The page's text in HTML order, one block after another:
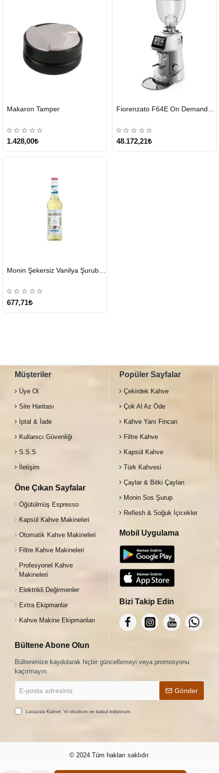
GÖNDERİ
Makaron Tamper
1.428,00₺
GÖNDERİ
48.172,21₺
GÖNDERİ
677,71₺
Müşteriler
Üye Ol
Site Haritası
İptal & İade
Kullanıcı Güvenliği
S.S.S
İletişim
Öne Çıkan Sayfalar
Öğütülmüş Espresso
Kapsül Kahve Makineleri
Otomatik Kahve Makineleri
Filtre Kahve Makineleri
Profesyonel Kahve
Makineleri
Elektrikli Değirmenler
Extra Ekipmanlar
Kahve Makine Ekipmanları
Popüler Sayfalar
Çekirdek Kahve
Çok Al Az Öde
Kahve Yanı Fincan
Filtre Kahve
Kapsül Kahve
Türk Kahvesi
Çaylar & Bitki Çayları
Monin Sos Şurup
Reflesh & Soğuk İçicekler
Mobil Uygulama
Bizi Takip Edin
Bültene Abone Olun
Bültenimize kaydolarak hiçbir güncellemeyi veya promosyonu
kaçırmayın.
posta
adresiniz
Gönder
Lavazza Kahve 'ni okudum ve kabul ediyorum.
© 2024 Tüm hakları saklıdır.